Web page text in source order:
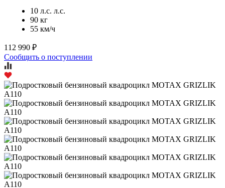
10 л.с. л.с.
90 кг
55 км/ч
112 990 ₽
Сообщить о поступлении